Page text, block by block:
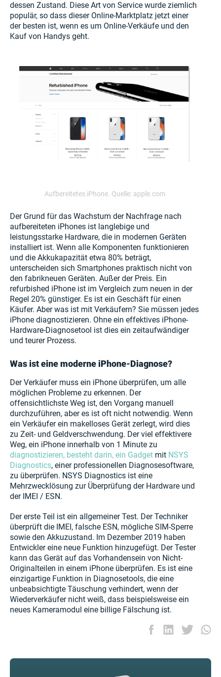
dessen Zustand. Diese Art von Service wurde ziemlich
populär, so dass dieser Online-Marktplatz jetzt einer
der besten ist, wenn es um Online-Verkäufe und den
Kauf von Handys geht.
Aufbereitetes iPhone. Quelle: apple.com
Der Grund für das Wachstum der Nachfrage nach
aufbereiteten iPhones ist langlebige und
leistungsstarke Hardware, die in modernen Geräten
installiert ist. Wenn alle Komponenten funktionieren
und die Akkukapazität etwa 80% beträgt,
unterscheiden sich Smartphones praktisch nicht von
den fabrikneuen Geräten. Außer der Preis. Ein
refurbished iPhone ist im Vergleich zum neuen in der
Regel 20% günstiger. Es ist ein Geschäft für einen
Käufer. Aber was ist mit Verkäufern? Sie müssen jedes
iPhone diagnostizieren. Ohne ein effektives iPhone-
Hardware-Diagnosetool ist dies ein zeitaufwändiger
und teurer Prozess.
Was ist eine moderne iPhone-Diagnose?
Der Verkäufer muss ein iPhone überprüfen, um alle
möglichen Probleme zu erkennen. Der
offensichtlichste Weg ist, den Vorgang manuell
durchzuführen, aber es ist oft nicht notwendig. Wenn
ein Verkäufer ein makelloses Gerät zerlegt, wird dies
zu Zeit- und Geldverschwendung. Der viel effektivere
Weg, ein iPhone innerhalb von 1 Minute zu
diagnostizieren, besteht darin, ein Gadget mit NSYS
Diagnostics, einer professionellen Diagnosesoftware,
zu überprüfen. NSYS Diagnostics ist eine
Mehrzwecklösung zur Überprüfung der Hardware und
der IMEI / ESN.
Der erste Teil ist ein allgemeiner Test. Der Techniker
überprüft die IMEI, falsche ESN, mögliche SIM-Sperre
sowie den Akkuzustand. Im Dezember 2019 haben
Entwickler eine neue Funktion hinzugefügt. Der Tester
kann das Gerät auf das Vorhandensein von Nicht-
Originalteilen in einem iPhone überprüfen. Es ist eine
einzigartige Funktion in Diagnosetools, die eine
unbeabsichtigte Täuschung verhindert, wenn der
Wiederverkäufer nicht weiß, dass beispielsweise ein
neues Kameramodul eine billige Fälschung ist.